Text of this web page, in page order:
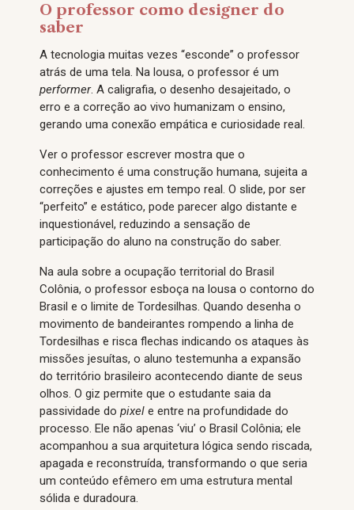
O professor como designer do
saber
A tecnologia muitas vezes “esconde” o professor
atrás de uma tela. Na lousa, o professor é um
performer. A caligrafia, o desenho desajeitado, o
erro e a correção ao vivo humanizam o ensino,
gerando uma conexão empática e curiosidade real.
Ver o professor escrever mostra que o
conhecimento é uma construção humana, sujeita a
correções e ajustes em tempo real. O slide, por ser
“perfeito” e estático, pode parecer algo distante e
inquestionável, reduzindo a sensação de
participação do aluno na construção do saber.
Na aula sobre a ocupação territorial do Brasil
Colônia, o professor esboça na lousa o contorno do
Brasil e o limite de Tordesilhas. Quando desenha o
movimento de bandeirantes rompendo a linha de
Tordesilhas e risca flechas indicando os ataques às
missões jesuítas, o aluno testemunha a expansão
do território brasileiro acontecendo diante de seus
olhos. O giz permite que o estudante saia da
passividade do pixel e entre na profundidade do
processo. Ele não apenas ‘viu’ o Brasil Colônia; ele
acompanhou a sua arquitetura lógica sendo riscada,
apagada e reconstruída, transformando o que seria
um conteúdo efêmero em uma estrutura mental
sólida e duradoura.